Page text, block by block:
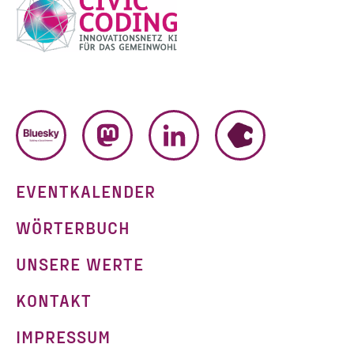
BLUESKYMASTODONLINKEDINHUMHUB
EVENTKALENDER
WÖRTERBUCH
UNSERE WERTE
KONTAKT
IMPRESSUM